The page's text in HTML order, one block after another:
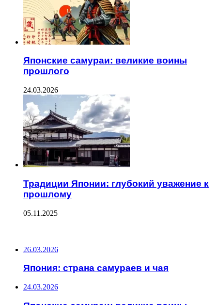
Японские самураи: великие воины
прошлого
24.03.2026
Традиции Японии: глубокий уважение к
прошлому
05.11.2025
26.03.2026
Япония: страна самураев и чая
24.03.2026